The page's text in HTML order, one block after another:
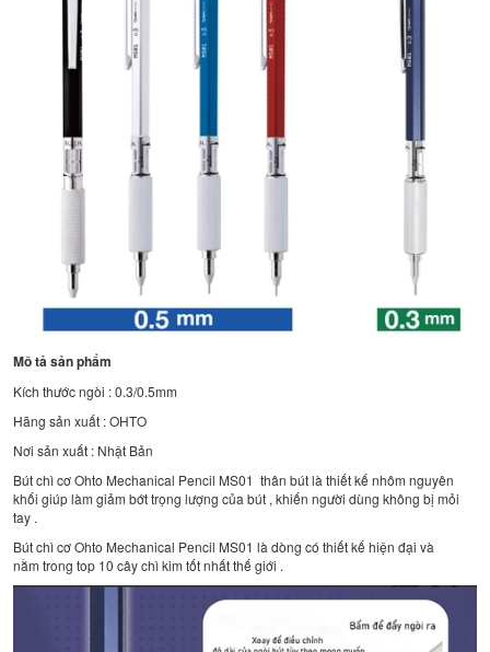
Mô tả sản phẩm
Kích thước ngòi : 0.3/0.5mm
Hãng sản xuất : OHTO
Nơi sản xuất : Nhật Bản
Bút chì cơ Ohto Mechanical Pencil MS01 thân bút là thiết kế nhôm nguyên
khối giúp làm giảm bớt trọng lượng của bút , khiến người dùng không bị mỏi
tay .
Bút chì cơ Ohto Mechanical Pencil MS01 là dòng có thiết kế hiện đại và
nằm trong top 10 cây chì kim tốt nhất thế giới .